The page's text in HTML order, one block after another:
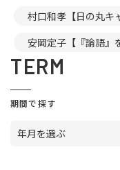
村口和孝【日の丸キ
安岡定子【『論語』
TERM
期間で探す
年月を選ぶ